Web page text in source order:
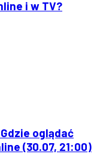
i w TV?
oglądać
(30.07, 21:00)